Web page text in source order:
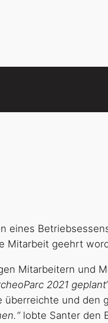
eines
Mitarbeit geehrt
Mitarbeitern und
2021
überreichte und den
lobte Santer den